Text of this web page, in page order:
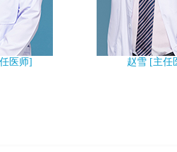
医师] 赵雪 [主任